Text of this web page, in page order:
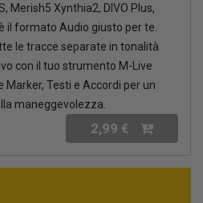
Merish5 Xynthia2, DIVO Plus,
il formato Audio giusto per te.
le tracce separate in tonalità
con il tuo strumento M-Live
Marker, Testi e Accordi per un
maneggevolezza.
2,99 €